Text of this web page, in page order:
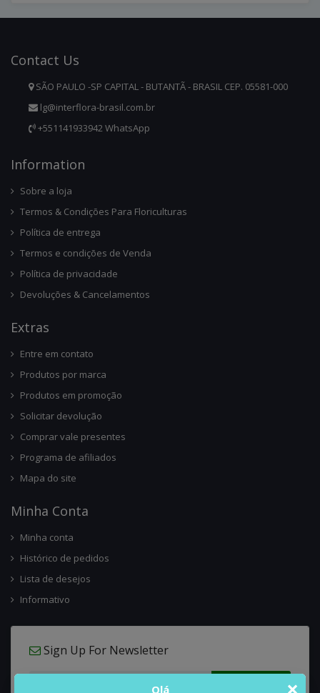
Contact Us
SÃO PAULO -SP CAPITAL - BUTANTÃ - BRASIL CEP. 05581-000
lg@interflora-brasil.com.br
+551141933942 WhatsApp
InforMation
Sobre a loja
Termos & Condições Para Floriculturas
Política de entrega
Termos e condições de Venda
Política de privacidade
Devoluções & Cancelamentos
ExtRas
Entre em contato
Produtos por marca
Produtos em promoção
Solicitar devolução
Comprar vale presentes
Programa de afiliados
Mapa do site
Minha Conta
Minha conta
Histórico de pedidos
Lista de desejos
Informativo
Sign Up For Newsletter
Olá